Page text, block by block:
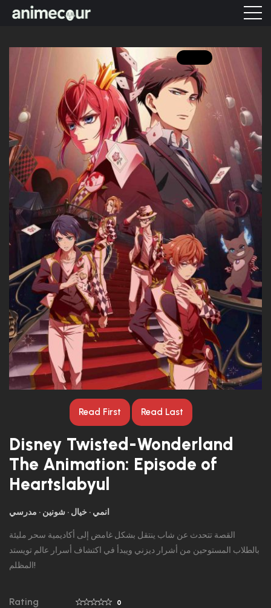
Read First Read Last
Disney Twisted-Wonderland
The Animation: Episode of
Heartslabyul
انمي خيال شونين مدرسي
القصة تتحدث عن شاب ينتقل بشكل غامض إلى أكاديمية سحر مليئة
بالطلاب المستوحين من أشرار ديزني ويبدأ في اكتشاف أسرار عالم تويستد
المظلم!
Rating 0